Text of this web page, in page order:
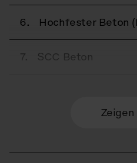
6. Hochfester Beton
7. SCC Beton